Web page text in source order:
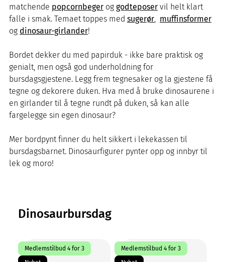
matchende popcornbeger og godteposer vil helt klart
falle i smak. Temaet toppes med sugerør, muffinsformer
og dinosaur-girlander!
Bordet dekker du med papirduk - ikke bare praktisk og
genialt, men også god underholdning for
bursdagsgjestene. Legg frem tegnesaker og la gjestene få
tegne og dekorere duken. Hva med å bruke dinosaurene i
en girlander til å tegne rundt på duken, så kan alle
fargelegge sin egen dinosaur?
Mer bordpynt finner du helt sikkert i lekekassen til
bursdagsbarnet. Dinosaurfigurer pynter opp og innbyr til
lek og moro!
Dinosaurbursdag
Medlemstilbud 4 for 3
Medlemstilbud 4 for 3